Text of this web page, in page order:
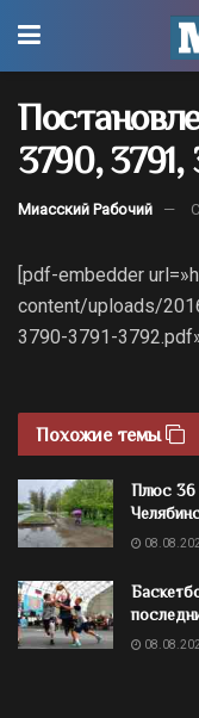
3790, 3791,
Миасский Рабочий
[pdf-embedder
content/uploads/
3790-3791-
Похожие темы
Плюс 36